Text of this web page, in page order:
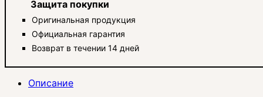
Защита покупки
Оригинальная продукция
Официальная гарантия
Возврат в течении 14 дней
Описание